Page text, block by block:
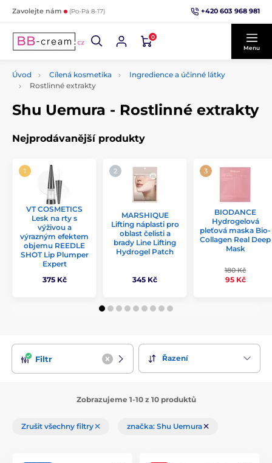
Zavolejte nám (Po-Pá 8-17) +420 603 968 981
0
Menu
Úvod Cílená kosmetika
Ingredience a účinné látky
Rostlinné extrakty
Shu Uemura - Rostlinné extrakty
Nejprodávanější produkty
VT COSMETICS
Lesk na rty s
výživou a
výrazným efektem
objemu REEDLE
SHOT Lip Plumper
Expert
375 Kč
MARSHIQUE
Lifting náplasti pro
oblast čelisti a
brady Line Lifting
Hydrogel Patch
345 Kč
BIODANCE
Hydrogelová
pleťová maska Bio-
Collagen Real Deep
Mask
180 Kč
95 Kč
Filtr Řazení
Zobrazujeme 1-10 z 10 produktů
Zrušit všechny filtry značka: Shu Uemura